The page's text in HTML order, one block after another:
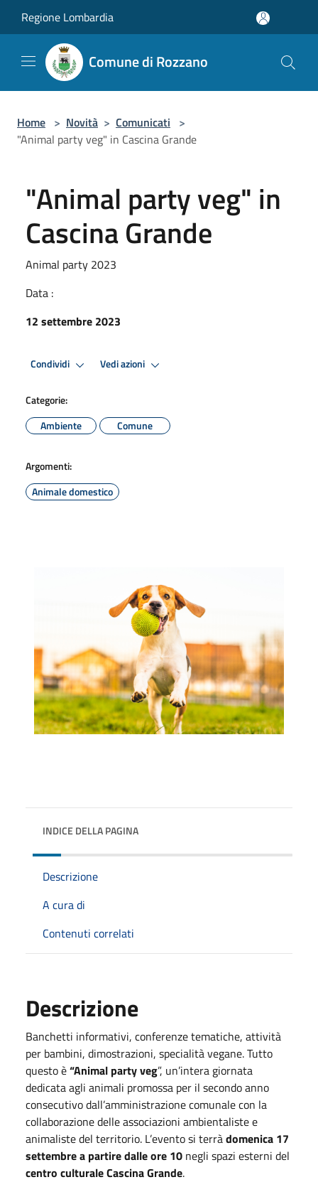
Regione Lombardia
Comune di Rozzano
Home > Novità > Comunicati >
"Animal party veg" in Cascina Grande
"Animal party veg" in
Cascina Grande
Animal party 2023
Data :
12 settembre 2023
Condividi Vedi azioni
Categorie:
Ambiente
Comune
Argomenti:
Animale domestico
INDICE DELLA PAGINA
Descrizione
A cura di
Contenuti correlati
Descrizione
Banchetti informativi, conferenze tematiche, attività
per bambini, dimostrazioni, specialità vegane. Tutto
questo è“Animal party veg”, un’intera giornata
dedicata agli animali promossa per il secondo anno
consecutivo dall’amministrazione comunale con la
collaborazione delle associazioni ambientaliste e
animaliste del territorio. L’evento si terràdomenica 17
settembre a partire dalle ore 10 negli spazi esterni del
centro culturale Cascina Grande.